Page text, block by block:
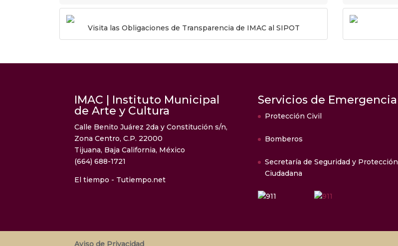
Visita las Obligaciones de Transparencia de IMAC al SIPOT
IMAC | Instituto Municipal
de Arte y Cultura
Calle Benito Juárez 2da y Constitución s/n,
Zona Centro, C.P. 22000
Tijuana, Baja California, México
(664) 688-1721
El tiempo - Tutiempo.net
Servicios de Emergencia
Protección Civil
Bomberos
Secretaría de Seguridad y Protección
Ciudadana
Aviso de Privacidad